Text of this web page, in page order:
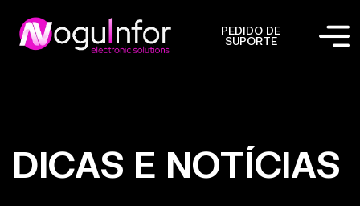
PEDIDO DE
SUPORTE
DICAS E NOTÍCIAS